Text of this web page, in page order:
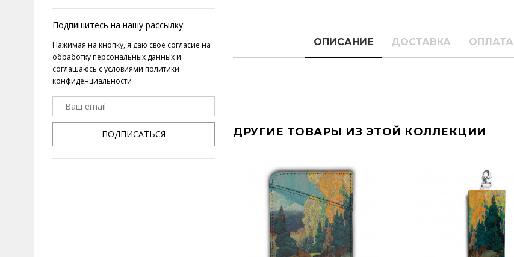
Подпишитесь на нашу рассылку:
Нажимая на кнопку, я даю свое согласие на
обработку персональных данныхи
соглашаюсь с условиями политики
конфиденциальности
ПОДПИСАТЬСЯ
ОПИСАНИЕ ДОСТАВКА ОПЛАТА
ДРУГИЕ ТОВАРЫ ИЗ ЭТОЙ КОЛЛЕКЦИИ